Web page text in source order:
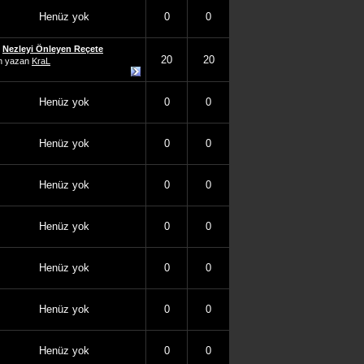
Henüz yok 0 0
Nezleyi Önleyen Reçete
yazan KraL 20 20
Henüz yok 0 0
Henüz yok 0 0
Henüz yok 0 0
Henüz yok 0 0
Henüz yok 0 0
Henüz yok 0 0
Henüz yok 0 0